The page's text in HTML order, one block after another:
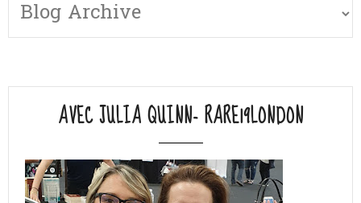
AVEC JULIA QUINN- RARE19LONDON